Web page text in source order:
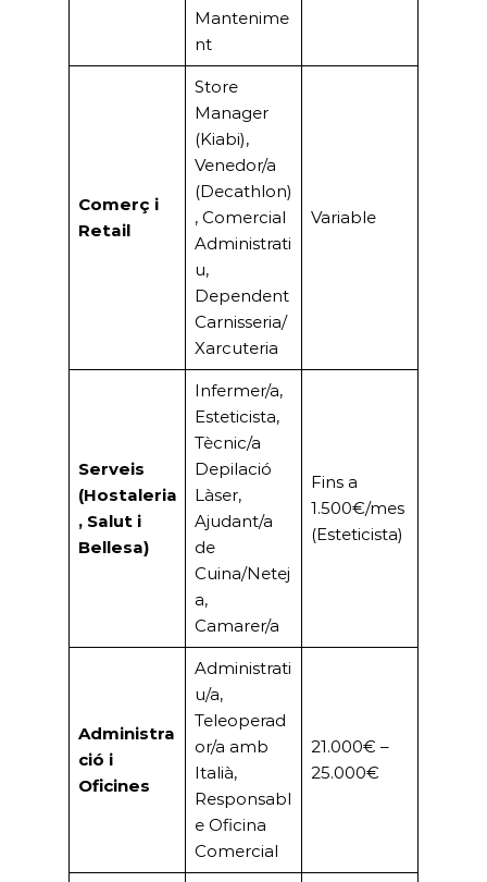
Store
Manager
(Kiabi),
Venedor/a
(Decathlon)
, Comercial
Administrati
u,
Dependent
Carnisseria/
Xarcuteria
Bellesa)
Infermer/a,
Esteticista,
Tècnic/a
Depilació
Làser,
Ajudant/a
de
Cuina/Netej
a,
Camarer/a
Administra
Administrati
u/a,
Teleoperad
or/a amb
Italià,
Responsabl
e Oficina
Comercial
Instal·lació
Electricista,
Tècnic/a
d’Incidèncie
No